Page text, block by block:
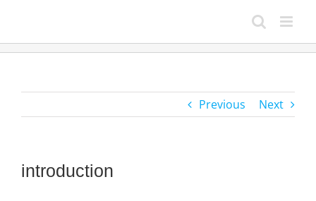
content
Previous Next
introduction